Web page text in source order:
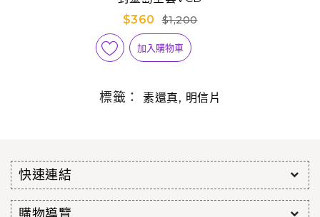
$360
$1,200
加入購物車
標籤： 素還真, 明信片
快速連結